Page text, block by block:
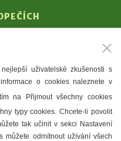
a galerie
uživatelské zkušenosti s
o cookies naleznete v
na Přijmout všechny cookies
typy cookies. Chcete-li povolit
tak učinit v sekci Nastavení
můžete odmítnout užívání všech